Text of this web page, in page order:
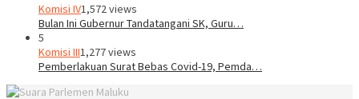
Komisi IV1,572 views
Bulan Ini Gubernur Tandatangani SK, Guru…
5
Komisi III1,277 views
Pemberlakuan Surat Bebas Covid-19, Pemda…